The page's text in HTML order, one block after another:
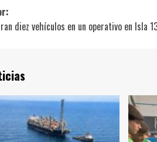
diez vehículos en un operativo en Isla